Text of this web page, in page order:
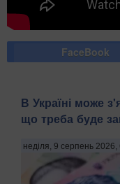
FaceBook
В Україні може
що треба буде
неділя, 9 серпень 2026,